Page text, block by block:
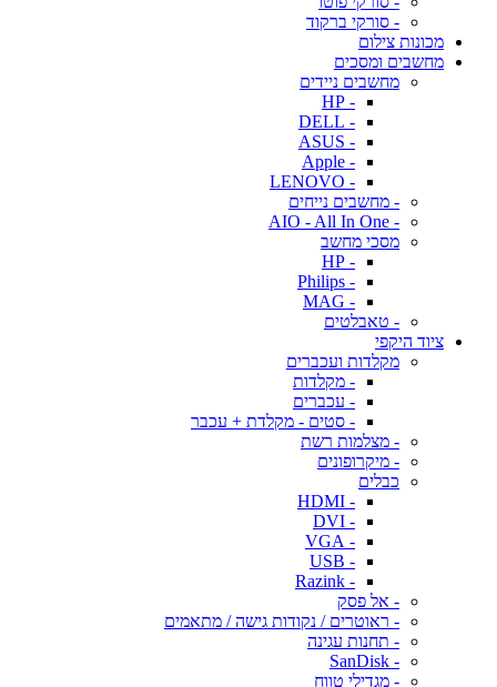
- סורקי ברקוד
מכונות צילום
מחשבים ומסכים
מחשבים ניידים
- HP
- DELL
- ASUS
- Apple
- LENOVO
- מחשבים נייחים
- AIO - All In One
מסכי מחשב
- HP
- Philips
- MAG
- טאבלטים
ציוד היקפי
מקלדות ועכברים
- מקלדות
- עכברים
- סטים - מקלדת + עכבר
- מצלמות רשת
- מיקרופונים
כבלים
- HDMI
- DVI
- VGA
- USB
- Razink
- אל פסק
- ראוטרים / נקודות גישה / מתאמים
- תחנות עגינה
- SanDisk
- מגדילי טווח